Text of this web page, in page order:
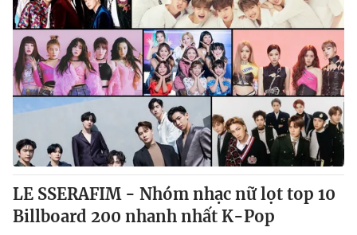
LE SSERAFIM - Nhóm nhạc nữ lọt top 10
Billboard 200 nhanh nhất K-Pop